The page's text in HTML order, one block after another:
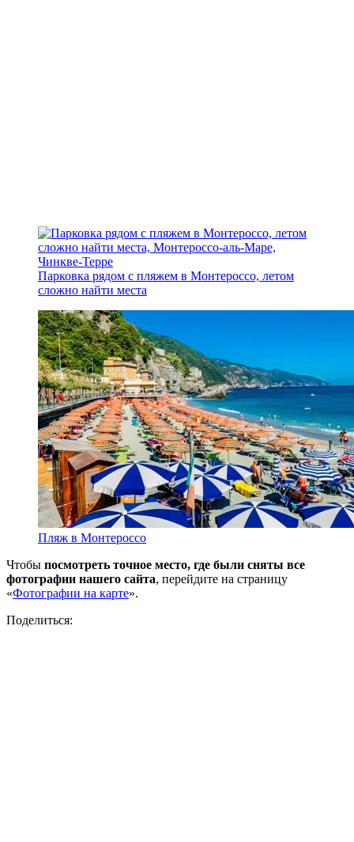
Парковка рядом с пляжем в Монтероссо, летом
сложно найти места
Пляж в Монтероссо
Чтобы посмотреть точное место, где были сняты все
фотографии нашего сайта, перейдите на страницу
«Фотографии на карте».
Поделиться: